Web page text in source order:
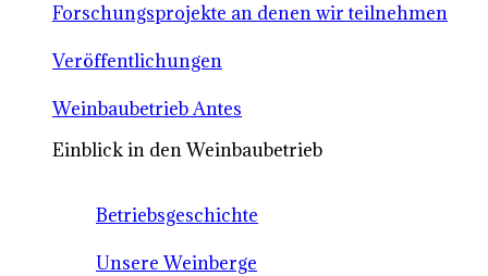
Forschungsprojekte an denen wir teilnehmen
Veröffentlichungen
Weinbaubetrieb Antes
Einblick in den Weinbaubetrieb
Betriebsgeschichte
Unsere Weinberge